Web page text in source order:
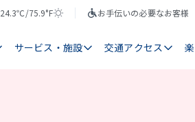
24.3℃/75.9°F お手伝いの必要なお客様
サービス・施設 交通アクセス